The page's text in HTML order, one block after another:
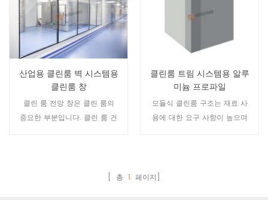
산업용 클린룸 벽 시스템용
클린룸 창
클린 룸 전망 창은 클린 룸의
중요한 부분입니다. 클린 룸 건
의 유리 커튼 월이 포함됩니다.
클린룸 트림 시스템용 알루
미늄 프로파일
모듈식 클린룸 구조는 재료 사
용에 대한 요구 사항이 높으며
산업용 알루미늄 프로파일의
[ 총 1 페이지]